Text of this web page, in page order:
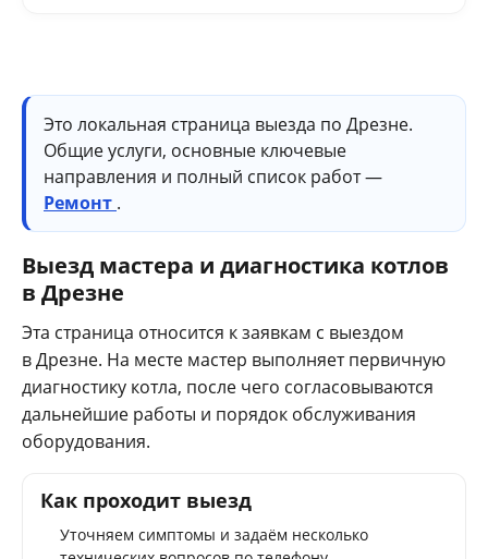
Это локальная страница выезда по Дрезне.
Общие услуги, основные ключевые
направления и полный список работ —
Ремонт .
Выезд мастера и диагностика котлов
в Дрезне
Эта страница относится к заявкам с выездом
в Дрезне. На месте мастер выполняет первичную
диагностику котла, после чего согласовываются
дальнейшие работы и порядок обслуживания
оборудования.
Как проходит выезд
Уточняем симптомы и задаём несколько